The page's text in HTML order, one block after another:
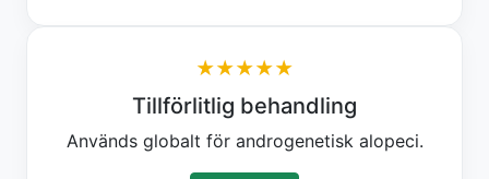
★★★★★
Tillförlitlig behandling
Används globalt för androgenetisk alopeci.